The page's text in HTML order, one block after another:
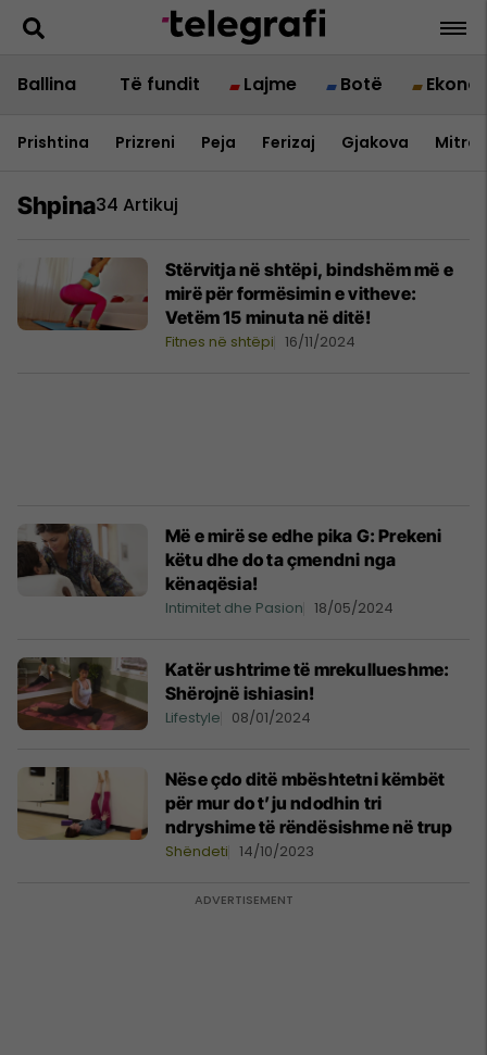
Ballina Të fundit Lajme Botë
Prishtina Prizreni Peja Ferizaj Gjakova
Shpina34 Artikuj
Stërvitja në shtëpi, bindshëm më e
mirë për formësimin e vitheve:
Vetëm 15 minuta në ditë!
Fitnes në shtëpi 16/11/2024
Më e mirë se edhe pika G: Prekeni
këtu dhe do ta çmendni nga
kënaqësia!
Intimitet dhe Pasion 18/05/2024
Katër ushtrime të mrekullueshme:
Shërojnë ishiasin!
Lifestyle 08/01/2024
Nëse çdo ditë mbështetni këmbët
për mur do t’ju ndodhin tri
ndryshime të rëndësishme në trup
Shëndeti 14/10/2023